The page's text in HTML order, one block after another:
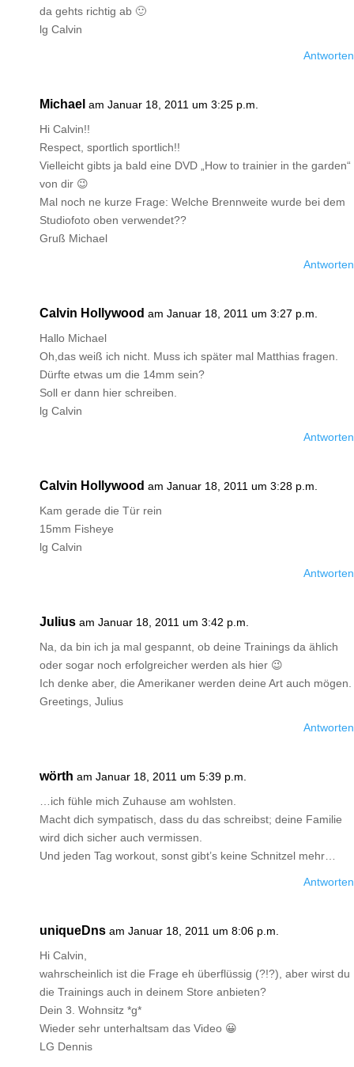
da gehts richtig ab 🙂
lg Calvin
Antworten
Michael am Januar 18, 2011 um 3:25 p.m.
Hi Calvin!!
Respect, sportlich sportlich!!
Vielleicht gibts ja bald eine DVD „How to trainier in the garden“
von dir 😉
Mal noch ne kurze Frage: Welche Brennweite wurde bei dem
Studiofoto oben verwendet??
Gruß Michael
Antworten
Calvin Hollywood am Januar 18, 2011 um 3:27 p.m.
Hallo Michael
Oh,das weiß ich nicht. Muss ich später mal Matthias fragen.
Dürfte etwas um die 14mm sein?
Soll er dann hier schreiben.
lg Calvin
Antworten
Calvin Hollywood am Januar 18, 2011 um 3:28 p.m.
Kam gerade die Tür rein
15mm Fisheye
lg Calvin
Antworten
Julius am Januar 18, 2011 um 3:42 p.m.
Na, da bin ich ja mal gespannt, ob deine Trainings da ählich
oder sogar noch erfolgreicher werden als hier 😉
Ich denke aber, die Amerikaner werden deine Art auch mögen.
Greetings, Julius
Antworten
wörth am Januar 18, 2011 um 5:39 p.m.
…ich fühle mich Zuhause am wohlsten.
Macht dich sympatisch, dass du das schreibst; deine Familie
wird dich sicher auch vermissen.
Und jeden Tag workout, sonst gibt’s keine Schnitzel mehr…
Antworten
uniqueDns am Januar 18, 2011 um 8:06 p.m.
Hi Calvin,
wahrscheinlich ist die Frage eh überflüssig (?!?), aber wirst du
die Trainings auch in deinem Store anbieten?
Dein 3. Wohnsitz *g*
Wieder sehr unterhaltsam das Video 😀
LG Dennis